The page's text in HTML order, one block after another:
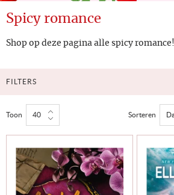
Spicy romance
Shop op deze pagina alle spicy romance!
FILTERS
Toon Sorteren